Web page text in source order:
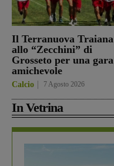
Il Terranuova Traiana
allo “Zecchini” di
Grosseto per una gara
amichevole
Calcio 7 Agosto 2026
In Vetrina